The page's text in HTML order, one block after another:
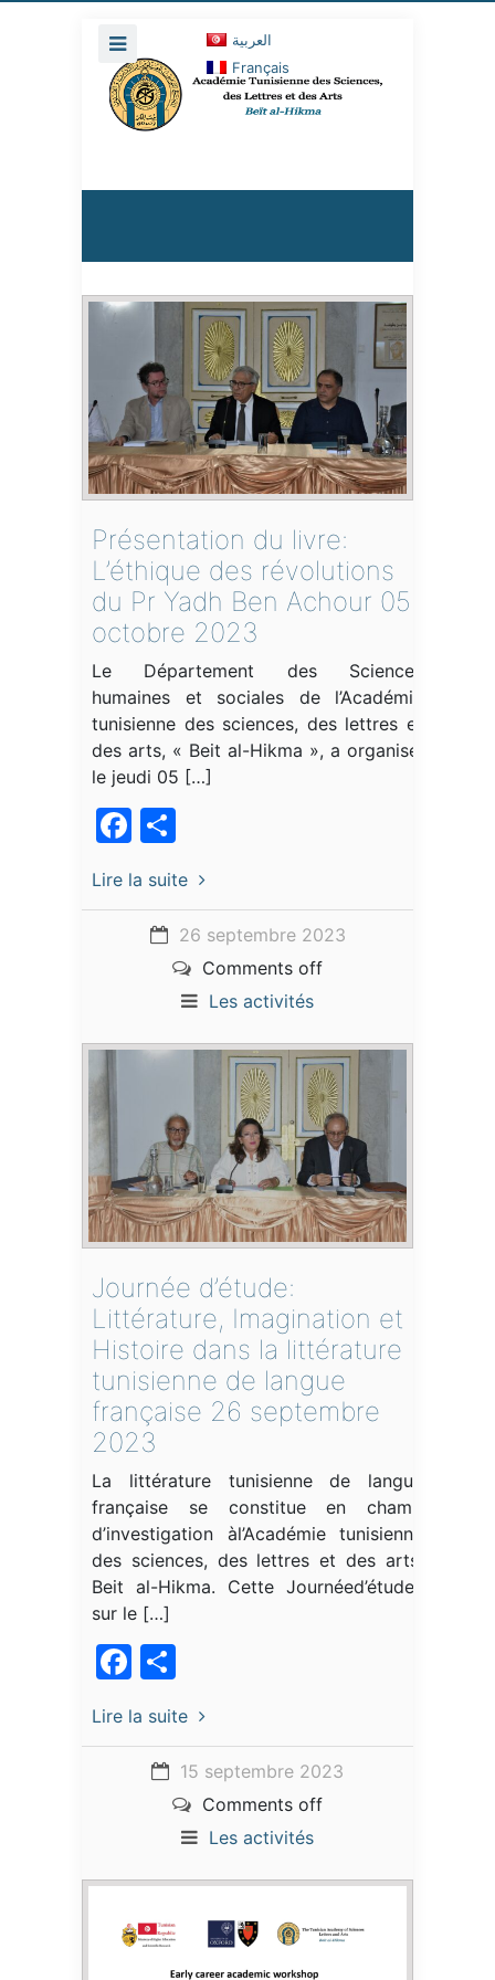
العربية
Français
Présentation du livre:
L’éthique des révolutions
du Pr Yadh Ben Achour 05
octobre 2023
Le Département des Sciences
humaines et sociales de l’Académie
tunisienne des sciences, des lettres et
des arts, « Beit al-Hikma », a organisé,
le jeudi 05 […]
Facebook
Lire la suite
26 septembre 2023
Comments off
Les activités
Journée d’étude:
Littérature, Imagination et
Histoire dans la littérature
tunisienne de langue
française 26 septembre
2023
La littérature tunisienne de langue
française se constitue en champ
d’investigation àl’Académie tunisienne
des sciences, des lettres et des arts,
Beit al-Hikma. Cette Journéed’études
sur le […]
Facebook
Lire la suite
15 septembre 2023
Comments off
Les activités